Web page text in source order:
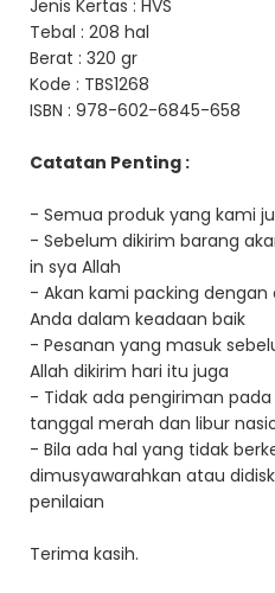
Jenis Kertas : HVS
Tebal : 208 hal
Berat : 320 gr
Kode : TBS1268
ISBN : 978-602-6845-658
Catatan Penting :
- Semua produk yang kami
- Sebelum dikirim barang
in sya Allah
- Akan kami packing
Anda dalam keadaan baik
- Pesanan yang masuk
Allah dikirim hari itu juga
- Tidak ada pengiriman
tanggal merah dan libur
- Bila ada hal yang tidak
dimusyawarahkan atau
penilaian
Terima kasih.